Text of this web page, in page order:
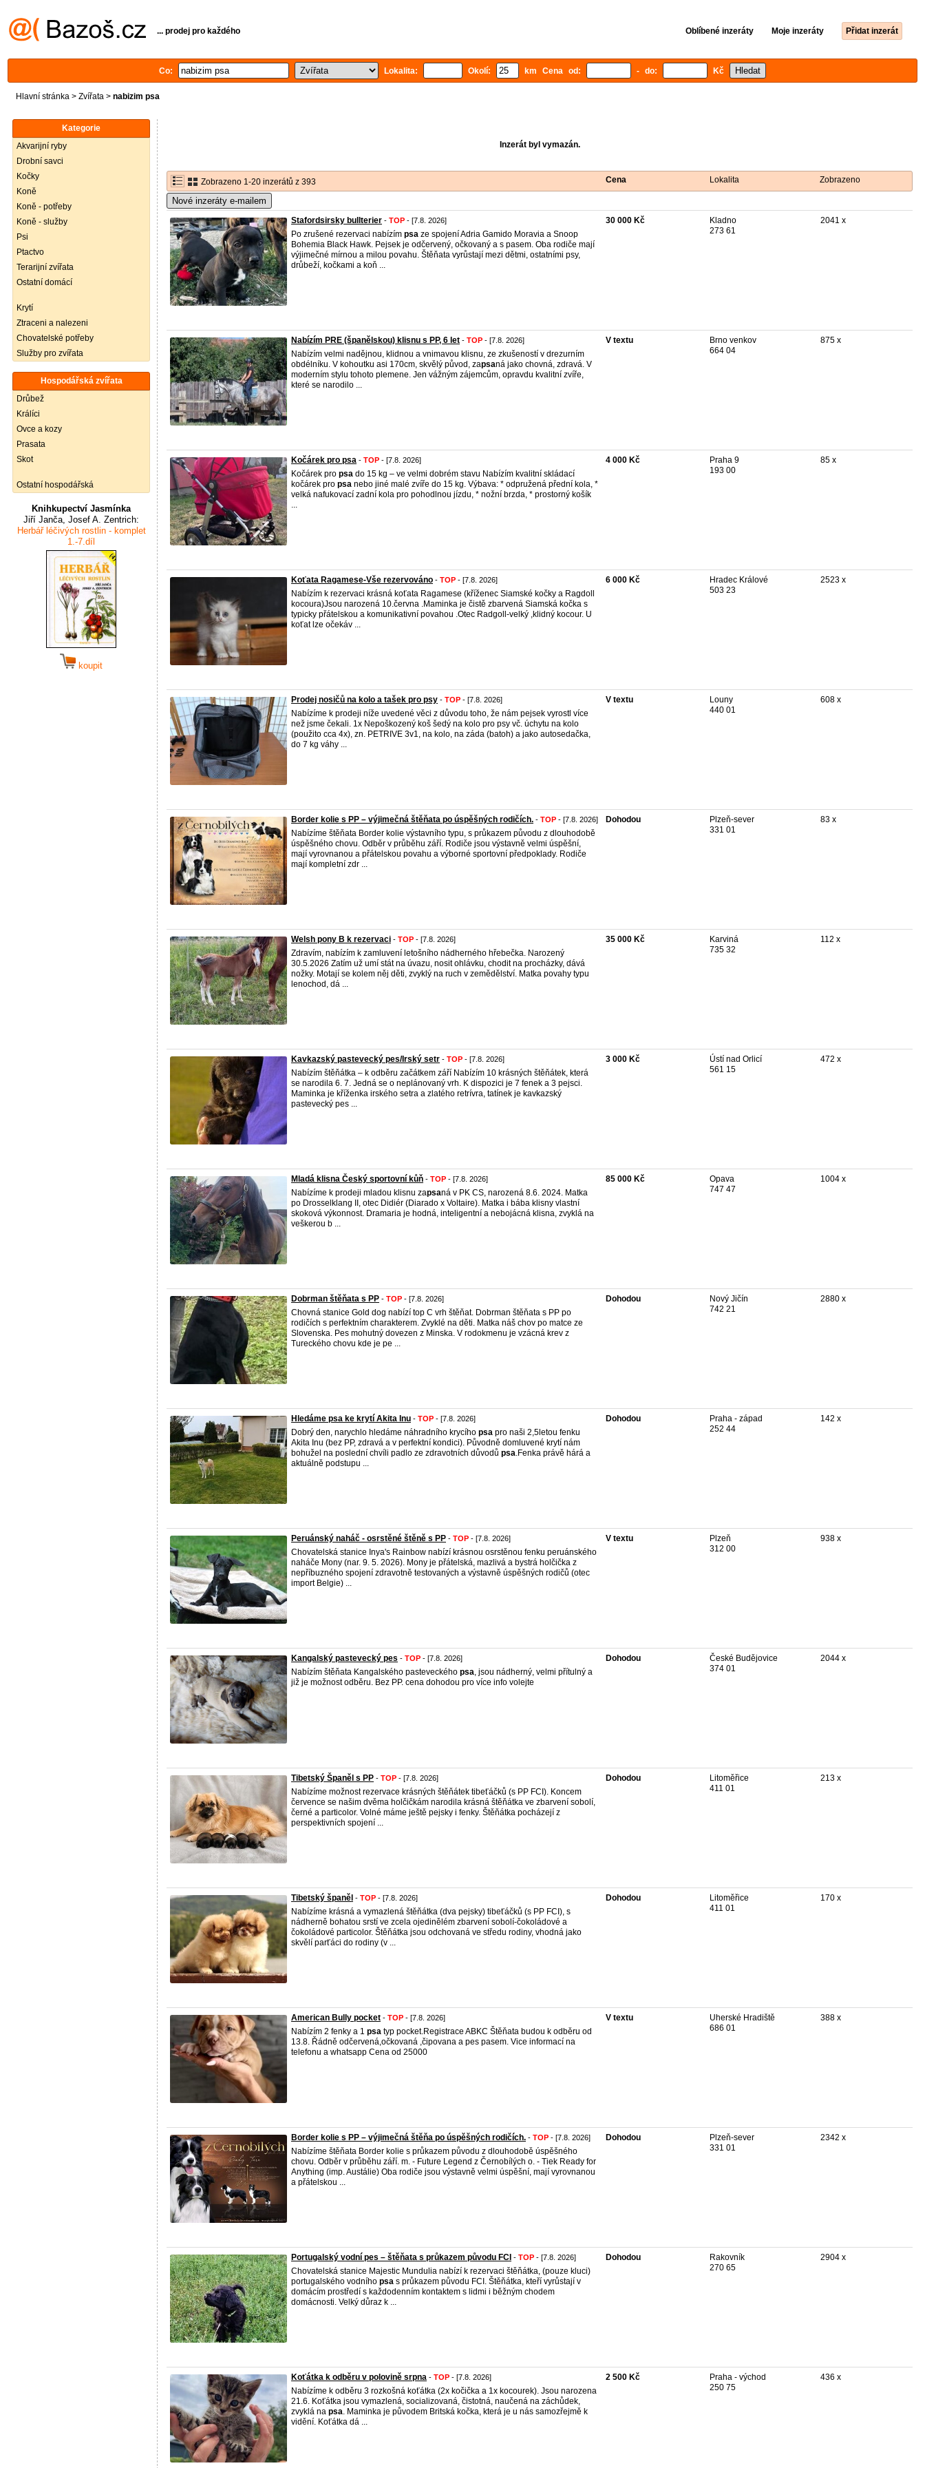
... prodej pro každého Oblíbené inzeráty Moje inzeráty Přidat inzerát
Co: Lokalita: Okolí: km Cena od: - do: Kč
Hlavní stránka > Zvířata > nabizim psa
Kategorie
Akvarijní ryby
Drobní savci
Kočky
Koně
Koně - potřeby
Koně - služby
Psi
Ptactvo
Terarijní zvířata
Ostatní domácí
Krytí
Ztraceni a nalezeni
Chovatelské potřeby
Služby pro zvířata
Hospodářská zvířata
Drůbež
Králíci
Ovce a kozy
Prasata
Skot
Ostatní hospodářská
Knihkupectví Jasmínka
Jiří Janča, Josef A. Zentrich:
Herbář léčivých rostlin - komplet
1.-7.díl
koupit
Inzerát byl vymazán.
Zobrazeno 1-20 inzerátů z 393 Cena Lokalita Zobrazeno
Nové inzeráty e-mailem
Stafordsirsky bullterier - TOP - [7.8. 2026]
Po zrušené rezervaci nabízím psa ze spojení Adria Gamido Moravia a Snoop
Bohemia Black Hawk. Pejsek je odčervený, očkovaný a s pasem. Oba rodiče mají
výjimečné mírnou a milou povahu. Štěňata vyrůstají mezi dětmi, ostatními psy,
drůbeží, kočkami a koň ...
30 000 Kč
Kladno
273 61
2041 x
Nabízím PRE (španělskou) klisnu s PP, 6 let - TOP - [7.8. 2026]
Nabízím velmi nadějnou, klidnou a vnimavou klisnu, ze zkušeností v drezurním
obdélníku. V kohoutku asi 170cm, skvělý původ, zapsaná jako chovná, zdravá. V
moderním stylu tohoto plemene. Jen vážným zájemcům, opravdu kvalitní zvíře,
které se narodilo ...
V textu
Brno venkov
664 04
875 x
Kočárek pro psa - TOP - [7.8. 2026]
Kočárek pro psa do 15 kg – ve velmi dobrém stavu Nabízím kvalitní skládací
kočárek pro psa nebo jiné malé zvíře do 15 kg. Výbava: * odpružená přední kola, *
velká nafukovací zadní kola pro pohodlnou jízdu, * nožní brzda, * prostorný košík
...
4 000 Kč
Praha 9
193 00
85 x
Koťata Ragamese-Vše rezervováno - TOP - [7.8. 2026]
Nabízím k rezervaci krásná koťata Ragamese (kříženec Siamské kočky a Ragdoll
kocoura)Jsou narozená 10.června .Maminka je čistě zbarvená Siamská kočka s
typicky přátelskou a komunikativní povahou .Otec Radgoll-velký ,klidný kocour. U
koťat lze očekáv ...
6 000 Kč
Hradec Králové
503 23
2523 x
Prodej nosičů na kolo a tašek pro psy - TOP - [7.8. 2026]
Nabízíme k prodeji níže uvedené věci z důvodu toho, že nám pejsek vyrostl více
než jsme čekali. 1x Nepoškozený koš šedý na kolo pro psy vč. úchytu na kolo
(použito cca 4x), zn. PETRIVE 3v1, na kolo, na záda (batoh) a jako autosedačka,
do 7 kg váhy ...
V textu
Louny
440 01
608 x
Border kolie s PP – výjimečná štěňata po úspěšných rodičích. - TOP - [7.8. 2026]
Nabízíme štěňata Border kolie výstavního typu, s průkazem původu z dlouhodobě
úspěšného chovu. Odběr v průběhu září. Rodiče jsou výstavně velmi úspěšní,
mají vyrovnanou a přátelskou povahu a výborné sportovní předpoklady. Rodiče
mají kompletní zdr ...
Dohodou
Plzeň-sever
331 01
83 x
Welsh pony B k rezervaci - TOP - [7.8. 2026]
Zdravím, nabízím k zamluvení letošního nádherného hřebečka. Narozený
30.5.2026 Zatím už umí stát na úvazu, nosit ohlávku, chodit na procházky, dává
nožky. Motají se kolem něj děti, zvyklý na ruch v zemědělství. Matka povahy typu
lenochod, dá ...
35 000 Kč
Karviná
735 32
112 x
Kavkazský pastevecký pes/Irský setr - TOP - [7.8. 2026]
Nabízím štěňátka – k odběru začátkem září Nabízím 10 krásných štěňátek, která
se narodila 6. 7. Jedná se o neplánovaný vrh. K dispozici je 7 fenek a 3 pejsci.
Maminka je kříženka irského setra a zlatého retrívra, tatínek je kavkazský
pastevecký pes ...
3 000 Kč
Ústí nad Orlicí
561 15
472 x
Mladá klisna Český sportovní kůň - TOP - [7.8. 2026]
Nabízíme k prodeji mladou klisnu zapsaná v PK CS, narozená 8.6. 2024. Matka
po Drosselklang II, otec Didiér (Diarado x Voltaire). Matka i bába klisny vlastní
skoková výkonnost. Dramaria je hodná, inteligentní a nebojácná klisna, zvyklá na
veškerou b ...
85 000 Kč
Opava
747 47
1004 x
Dobrman štěňata s PP - TOP - [7.8. 2026]
Chovná stanice Gold dog nabízí top C vrh štěňat. Dobrman štěňata s PP po
rodičích s perfektním charakterem. Zvyklé na děti. Matka náš chov po matce ze
Slovenska. Pes mohutný dovezen z Minska. V rodokmenu je vzácná krev z
Tureckého chovu kde je pe ...
Dohodou
Nový Jičín
742 21
2880 x
Hledáme psa ke krytí Akita Inu - TOP - [7.8. 2026]
Dobrý den, narychlo hledáme náhradního krycího psa pro naši 2,5letou fenku
Akita Inu (bez PP, zdravá a v perfektní kondici). Původně domluvené krytí nám
bohužel na poslední chvíli padlo ze zdravotních důvodů psa.Fenka právě hárá a
aktuálně podstupu ...
Dohodou
Praha - západ
252 44
142 x
Peruánský naháč - osrstěné štěně s PP - TOP - [7.8. 2026]
Chovatelská stanice Inya's Rainbow nabízí krásnou osrstěnou fenku peruánského
naháče Mony (nar. 9. 5. 2026). Mony je přátelská, mazlivá a bystrá holčička z
nepříbuzného spojení zdravotně testovaných a výstavně úspěšných rodičů (otec
import Belgie) ...
V textu
Plzeň
312 00
938 x
Kangalský pastevecký pes - TOP - [7.8. 2026]
Nabízím štěňata Kangalského pasteveckého psa, jsou nádherný, velmi přítulný a
již je možnost odběru. Bez PP. cena dohodou pro více info volejte
Dohodou
České Budějovice
374 01
2044 x
Tibetský Španěl s PP - TOP - [7.8. 2026]
Nabízíme možnost rezervace krásných štěňátek tibeťáčků (s PP FCI). Koncem
července se našim dvěma holčičkám narodila krásná štěňátka ve zbarvení sobolí,
černé a particolor. Volné máme ještě pejsky i fenky. Štěňátka pocházejí z
perspektivních spojení ...
Dohodou
Litoměřice
411 01
213 x
Tibetský španěl - TOP - [7.8. 2026]
Nabízíme krásná a vymazlená štěňátka (dva pejsky) tibeťáčků (s PP FCI), s
nádherně bohatou srstí ve zcela ojedinělém zbarvení sobolí-čokoládové a
čokoládové particolor. Štěňátka jsou odchovaná ve středu rodiny, vhodná jako
skvělí parťáci do rodiny (v ...
Dohodou
Litoměřice
411 01
170 x
American Bully pocket - TOP - [7.8. 2026]
Nabízím 2 fenky a 1 psa typ pocket.Registrace ABKC Štěňata budou k odběru od
13.8. Řádně odčervená,očkovaná ,čipovana a pes pasem. Vice informací na
telefonu a whatsapp Cena od 25000
V textu
Uherské Hradiště
686 01
388 x
Border kolie s PP – výjimečná štěňa po úspěšných rodičích. - TOP - [7.8. 2026]
Nabízíme štěňata Border kolie s průkazem původu z dlouhodobě úspěšného
chovu. Odběr v průběhu září. m. - Future Legend z Černobílých o. - Tiek Ready for
Anything (imp. Austálie) Oba rodiče jsou výstavně velmi úspěšní, mají vyrovnanou
a přátelskou ...
Dohodou
Plzeň-sever
331 01
2342 x
Portugalský vodní pes – štěňata s průkazem původu FCI - TOP - [7.8. 2026]
Chovatelská stanice Majestic Mundulia nabízí k rezervaci štěňátka, (pouze kluci)
portugalského vodního psa s průkazem původu FCI. Štěňátka, kteří vyrůstají v
domácím prostředí s každodenním kontaktem s lidmi i běžným chodem
domácnosti. Velký důraz k ...
Dohodou
Rakovník
270 65
2904 x
Koťátka k odběru v polovině srpna - TOP - [7.8. 2026]
Nabízíme k odběru 3 rozkošná koťátka (2x kočička a 1x kocourek). Jsou narozena
21.6. Koťátka jsou vymazlená, socializovaná, čistotná, naučená na záchůdek,
zvyklá na psa. Maminka je původem Britská kočka, která je u nás samozřejmě k
vidění. Koťátka dá ...
2 500 Kč
Praha - východ
250 75
436 x